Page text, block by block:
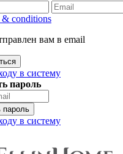
& conditions
вам в email
в систему
пароль
пароль
в систему